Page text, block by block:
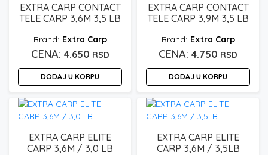
EXTRA CARP CONTACT
TELE CARP 3,6M 3,5 LB
Extra Carp
4.650 RSD
DODAJ U KORPU
EXTRA CARP CONTACT
TELE CARP 3,9M 3,5 LB
Extra Carp
4.750 RSD
DODAJ U KORPU
EXTRA CARP ELITE
CARP 3,6M / 3,0 LB
EXTRA CARP ELITE
CARP 3,6M / 3,5LB